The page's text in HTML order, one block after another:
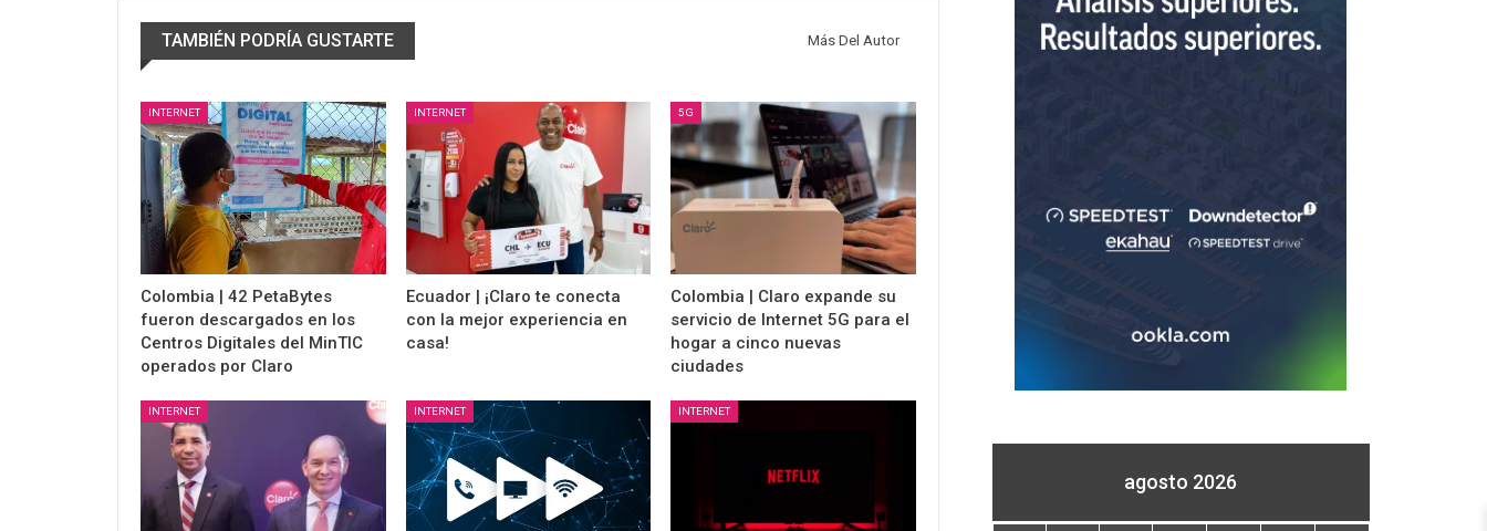
TAMBIÉN PODRÍA GUSTARTE Más Del Autor
INTERNET
Colombia | 42 PetaBytes
fueron descargados en los
Centros Digitales del MinTIC
operados por Claro
INTERNET
Ecuador | ¡Claro te conecta
con la mejor experiencia en
casa!
5G
Colombia | Claro expande su
servicio de Internet 5G para el
hogar a cinco nuevas
ciudades
INTERNET INTERNET INTERNET
agosto 2026